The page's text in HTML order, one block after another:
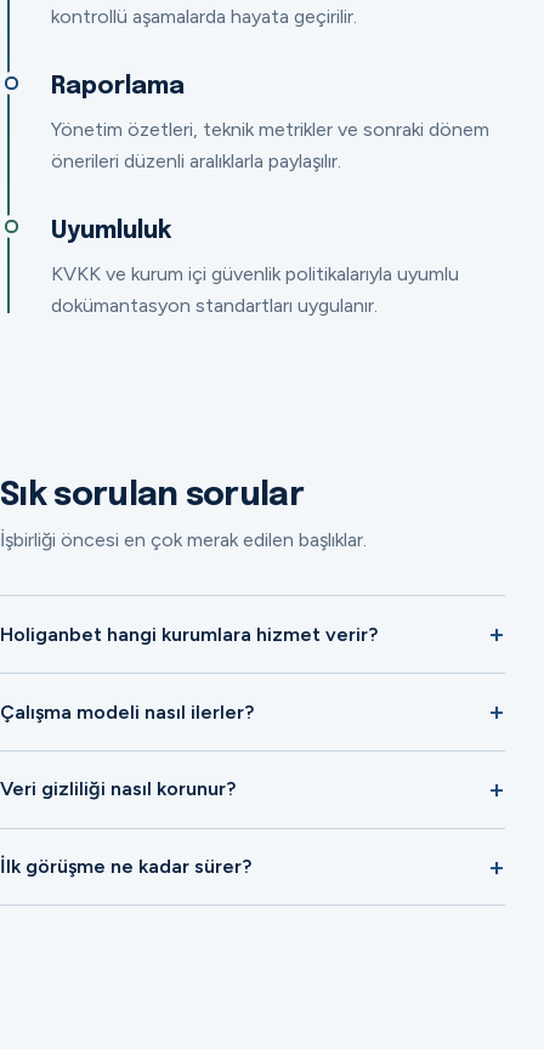
kontrollü aşamalarda hayata geçirilir.
Raporlama
Yönetim özetleri, teknik metrikler ve sonraki dönem
önerileri düzenli aralıklarla paylaşılır.
Uyumluluk
KVKK ve kurum içi güvenlik politikalarıyla uyumlu
dokümantasyon standartları uygulanır.
Sık sorulan sorular
İşbirliği öncesi en çok merak edilen başlıklar.
Holiganbet hangi kurumlara hizmet verir?
Çalışma modeli nasıl ilerler?
Veri gizliliği nasıl korunur?
İlk görüşme ne kadar sürer?